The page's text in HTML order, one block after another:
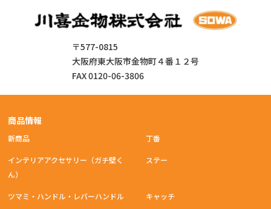
〒577-0815
大阪府東大阪市金物町４番１２号
FAX 0120-06-3806
商品情報
新商品
インテリアアクセサリー（ガチ壁く
ん）
ツマミ・ハンドル・レバーハンドル
丁番
ステー
キャッチ